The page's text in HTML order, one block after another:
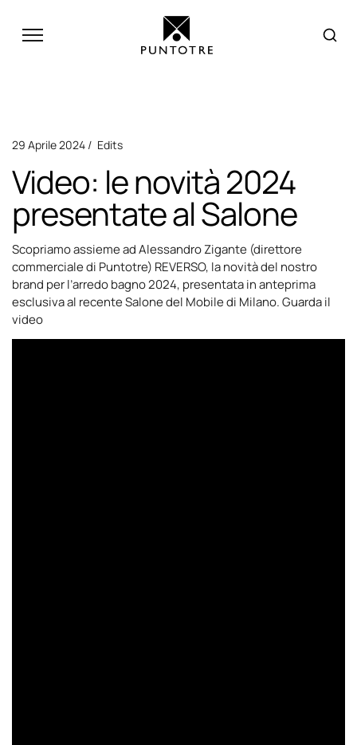
29 Aprile 2024 Edits
Video: le novità 2024
presentate al Salone
Scopriamo assieme ad Alessandro Zigante (direttore
commerciale di Puntotre) REVERSO, la novità del nostro
brand per l’arredo bagno 2024, presentata in anteprima
esclusiva al recente Salone del Mobile di Milano. Guarda il
video